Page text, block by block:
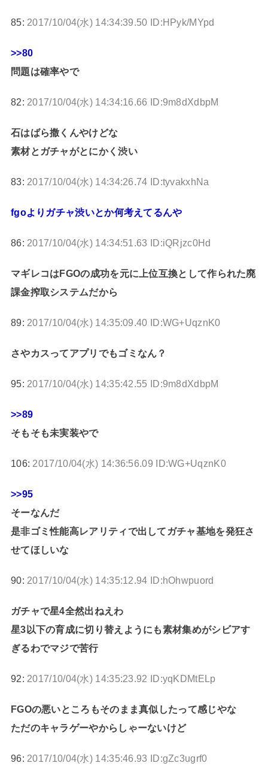
85: 2017/10/04(水) 14:34:39.50 ID:HPyk/MYpd
>>80
問題は確率やで
82: 2017/10/04(水) 14:34:16.66 ID:9m8dXdbpM
石はばら撒くんやけどな
素材とガチャがとにかく渋い
83: 2017/10/04(水) 14:34:26.74 ID:tyvakxhNa
fgoよりガチャ渋いとか何考えてるんや
86: 2017/10/04(水) 14:34:51.63 ID:iQRjzc0Hd
マギレコはFGOの成功を元に上位互換として作られた廃
課金搾取システムだから
89: 2017/10/04(水) 14:35:09.40 ID:WG+UqznK0
さやカスってアプリでもゴミなん？
95: 2017/10/04(水) 14:35:42.55 ID:9m8dXdbpM
>>89
そもそも未実装やで
106: 2017/10/04(水) 14:36:56.09 ID:WG+UqznK0
>>95
そーなんだ
是非ゴミ性能高レアリティで出してガチャ基地を発狂さ
せてほしいな
90: 2017/10/04(水) 14:35:12.94 ID:hOhwpuord
ガチャで星4全然出ねえわ
星3以下の育成に切り替えようにも素材集めがシビアす
ぎるわでマジで苦行
92: 2017/10/04(水) 14:35:23.92 ID:yqKDMtELp
FGOの悪いところもそのまま真似したって感じやな
ただのキャラゲーやからしゃーないけど
96: 2017/10/04(水) 14:35:46.93 ID:gZc3ugrf0